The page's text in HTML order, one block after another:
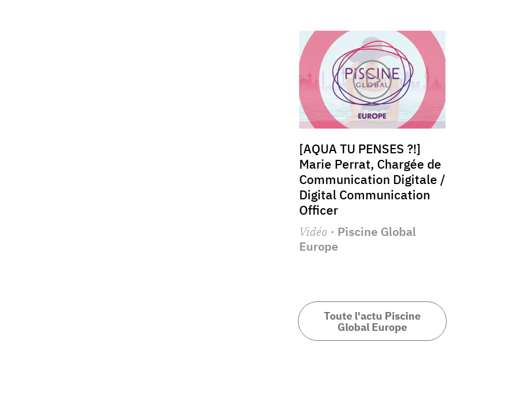
[AQUA TU PENSES ?!]
Marie Perrat, Chargée de
Communication Digitale /
Digital Communication
Officer
Vidéo · Piscine Global
Europe
Toute l'actu Piscine
Global Europe